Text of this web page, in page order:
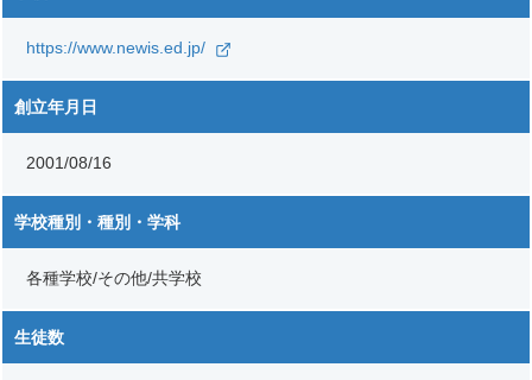
https://www.newis.ed.jp/
創立年月日
2001/08/16
学校種別・種別・学科
各種学校/その他/共学校
生徒数